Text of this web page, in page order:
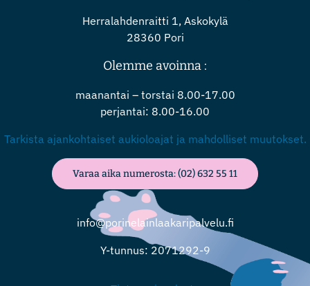
Herralahdenraitti 1, Askokylä
28360 Pori
Olemme avoinna :
maanantai – torstai 8.00-17.00
perjantai: 8.00-16.00
Tarkista ajankohtaiset aukioloajat ja mahdolliset muutokset.
Varaa aika numerosta: (02) 632 55 11
info@porinelainlaakaripalvelu.fi
Y-tunnus: 2071292-9